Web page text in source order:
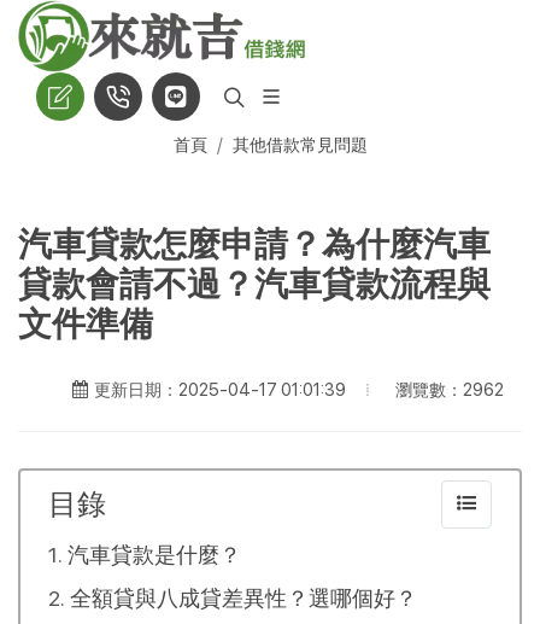
首頁 其他借款常見問題
汽車貸款怎麼申請？為什麼汽車
貸款會請不過？汽車貸款流程與
文件準備
更新日期：2025-04-17 01:01:39 瀏覽數：2962
目錄
汽車貸款是什麼？
全額貸與八成貸差異性？選哪個好？